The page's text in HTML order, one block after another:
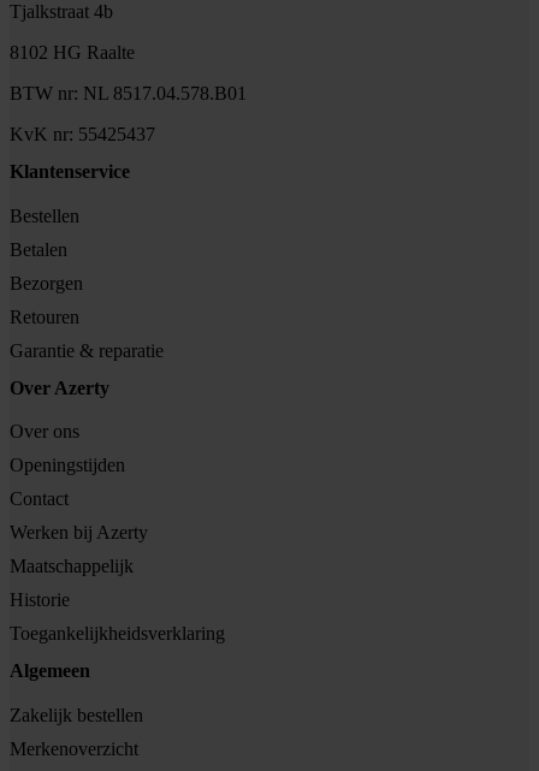
Tjalkstraat 4b
8102 HG Raalte
BTW nr: NL 8517.04.578.B01
KvK nr: 55425437
Klantenservice
Bestellen
Betalen
Bezorgen
Retouren
Garantie & reparatie
Over Azerty
Over ons
Openingstijden
Contact
Werken bij Azerty
Maatschappelijk
Historie
Toegankelijkheidsverklaring
Algemeen
Zakelijk bestellen
Merkenoverzicht